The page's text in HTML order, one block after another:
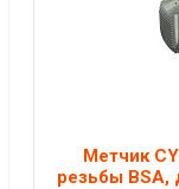
Метчик
резьбы BSA,